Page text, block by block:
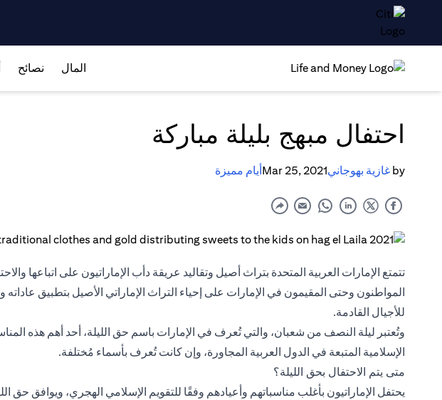
المال نصائح
احتفال مبهج بليلة مباركة
by غازية بهوجانيMar 25, 2021أيام مميزة
تتمتع الإمارات العربية المتحدة بتراث أصيل وتقاليد عريقة دأب الإماراتيون على اتباعها
المواطنون وحتى المقيمون في الإمارات على إحياء التراث الإماراتي الأصيل بتطبيق
للأجيال القادمة.
وتُعتبر ليلة النصف من شعبان، والتي تُعرف في الإمارات باسم حق الليلة، أحد أهم هذه
الإسلامية المتبعة في الدول العربية المجاورة، وإن كانت تُعرف بأسماء مُختلفة.
متى يتم الاحتفال بحق الليلة؟